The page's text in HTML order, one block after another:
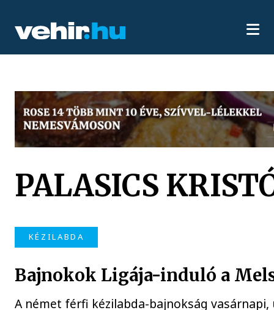
PALASICS
KÉZILABDA
Bajnokok Ligája-induló a
A német férfi kézilabda-bajnokság